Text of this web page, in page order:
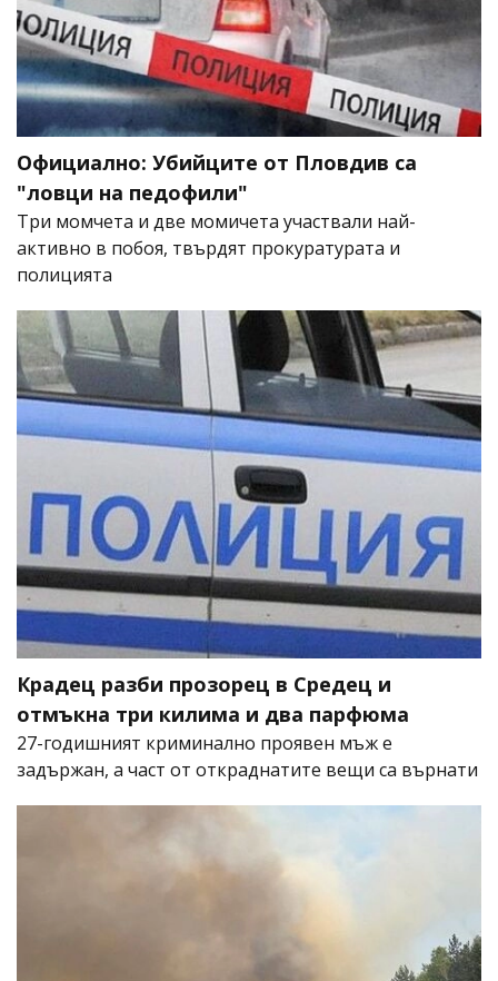
Официално: Убийците от Пловдив са
"ловци на педофили"
Три момчета и две момичета участвали най-
активно в побоя, твърдят прокуратурата и
полицията
Крадец разби прозорец в Средец и
отмъкна три килима и два парфюма
27-годишният криминално проявен мъж е
задържан, а част от откраднатите вещи са върнати